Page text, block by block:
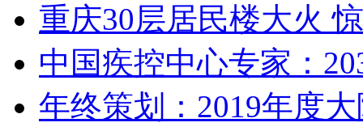
重庆30层居民楼大火
中国疾控中心专家：
年终策划：2019年度